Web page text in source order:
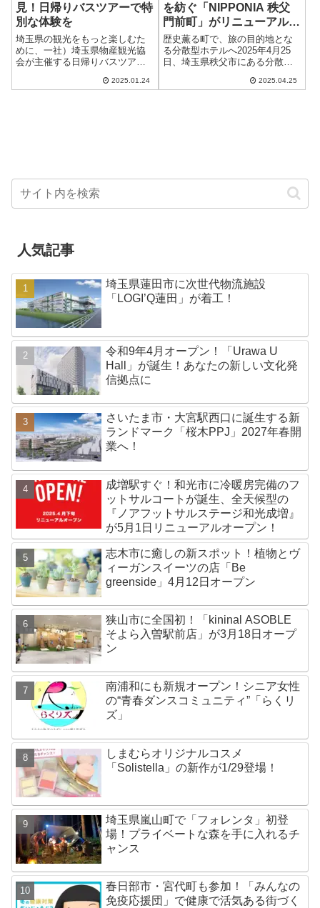
見！日帰りバスツアーで特
別な体験を
埼玉県の観光をもっと楽しむた
めに、一社）埼玉県物産観光協
会が主催する日帰りバスツアー
ちぶKODAWARIスポットめぐ
2025.01.24
を紡ぐ「NIPPONIA 秩父
門前町」がリニューアルオ
ープン
歴史薫る町で、旅の目的地とな
る分散型ホテルへ2025年4月25
日、埼玉県秩父市にある分散型
町」が、バリューマネジメント
2025.04.25
人気記事
埼玉県蓮田市に次世代物流施設
「LOGI’Q蓮田」が着工！
令和9年4月オープン！「Urawa U
Hall」が誕生！あなたの新しい文化発
信拠点に
さいたま市・大宮駅西口に誕生する新
ランドマーク「桜木PPJ」2027年春開
業へ！
成増駅すぐ！和光市に冷暖房完備のフ
ットサルコートが誕生、全天候型の
『ノアフットサルステージ和光成増』
が5月1日リニューアルオープン！
志木市に癒しの新スポット！植物とヴ
ィーガンスイーツの店「Be
greenside」4月12日オープン
狭山市に全国初！「kininal ASOBLE
そよら入曽駅前店」が3月18日オープ
ン
南浦和にも新規オープン！シニア女性
の“青春ダンスコミュニティ”「らくリ
ズ」
しまむらオリジナルコスメ
「Solistella」の新作が1/29登場！
埼玉県嵐山町で「フォレンタ」初登
場！プライベートな森を手に入れるチ
ャンス
春日部市・宮代町も参加！「みんなの
免疫応援団」で健康で活気ある街づく